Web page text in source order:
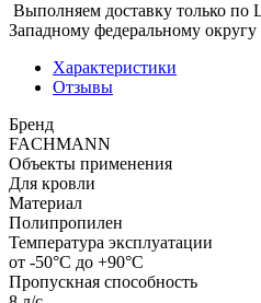
Выполняем доставку только по
Западному федеральному округу
Характеристики
Отзывы
Бренд
FACHMANN
Объекты применения
Для кровли
Материал
Полипропилен
Температура эксплуатации
от -50°С до +90°С
Пропускная способность